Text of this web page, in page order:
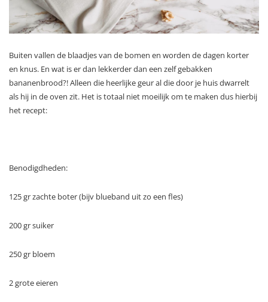
Buiten vallen de blaadjes van de bomen en worden de dagen korter
en knus. En wat is er dan lekkerder dan een zelf gebakken
bananenbrood?! Alleen die heerlijke geur al die door je huis dwarrelt
als hij in de oven zit. Het is totaal niet moeilijk om te maken dus hierbij
het recept:
Benodigdheden:
125 gr zachte boter (bijv blueband uit zo een fles)
200 gr suiker
250 gr bloem
2 grote eieren